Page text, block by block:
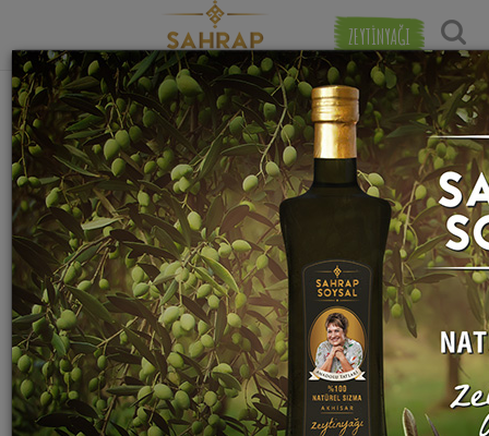
ZEYTİNYAĞI
"dere otu" etiketiyle eşleşen (11) tarif
bulundu.
Tarihe